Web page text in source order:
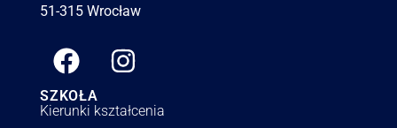
51-315 Wrocław
SZKOŁA
Kierunki kształcenia